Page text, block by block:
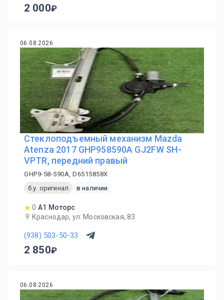
2 000
06.08.2026
Стеклоподъемный механизм Mazda
Atenza 2017 GHP958590A GJ2FW SH-
VPTR, передний правый
GHP9-58-590A, D6515858X
б.у. оригинал
в наличии
0 А1 Моторс
Краснодар, ул. Московская, 83
(938) 503-50-33
2 850
06.08.2026